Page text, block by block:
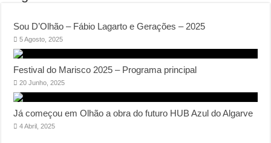
Sou D’Olhão – Fábio Lagarto e Gerações – 2025
5 Agosto, 2025
Festival do Marisco 2025 – Programa principal
20 Junho, 2025
Já começou em Olhão a obra do futuro HUB Azul do Algarve
4 Abril, 2025